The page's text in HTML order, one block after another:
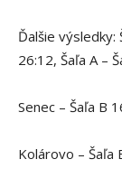
Ďalšie výsledky:
26:12, Šaľa A –
Senec – Šaľa B
Kolárovo – Šaľa